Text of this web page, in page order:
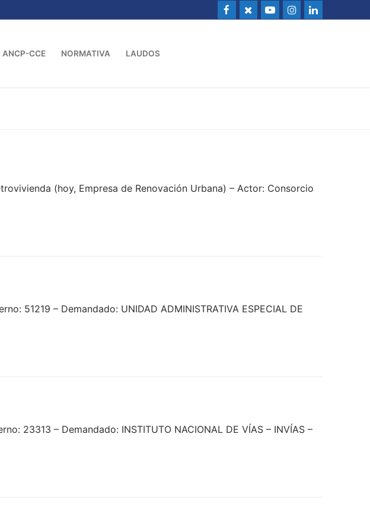
ANCP-CCE NORMATIVA LAUDOS
(hoy, Empresa de Renovación Urbana) – Actor: Consorcio
51219 – Demandado: UNIDAD ADMINISTRATIVA ESPECIAL DE
23313 – Demandado: INSTITUTO NACIONAL DE VÍAS – INVÍAS –